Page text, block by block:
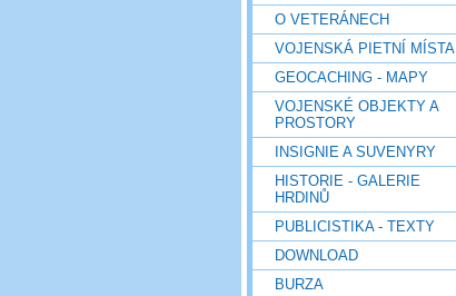
O VETERÁNECH
VOJENSKÁ PIETNÍ MÍSTA
GEOCACHING - MAPY
VOJENSKÉ OBJEKTY A
PROSTORY
INSIGNIE A SUVENYRY
HISTORIE - GALERIE
HRDINŮ
PUBLICISTIKA - TEXTY
DOWNLOAD
BURZA